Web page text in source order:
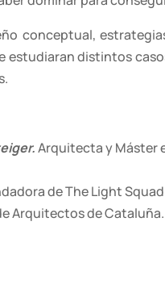
conceptual,
estudiaran distintos
Arquitecta yMáster
de The Light
Arquitectos deCataluña.